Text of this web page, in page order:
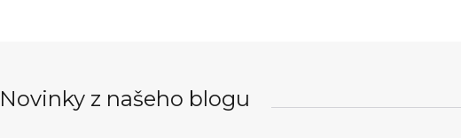
Novinky z našeho blogu